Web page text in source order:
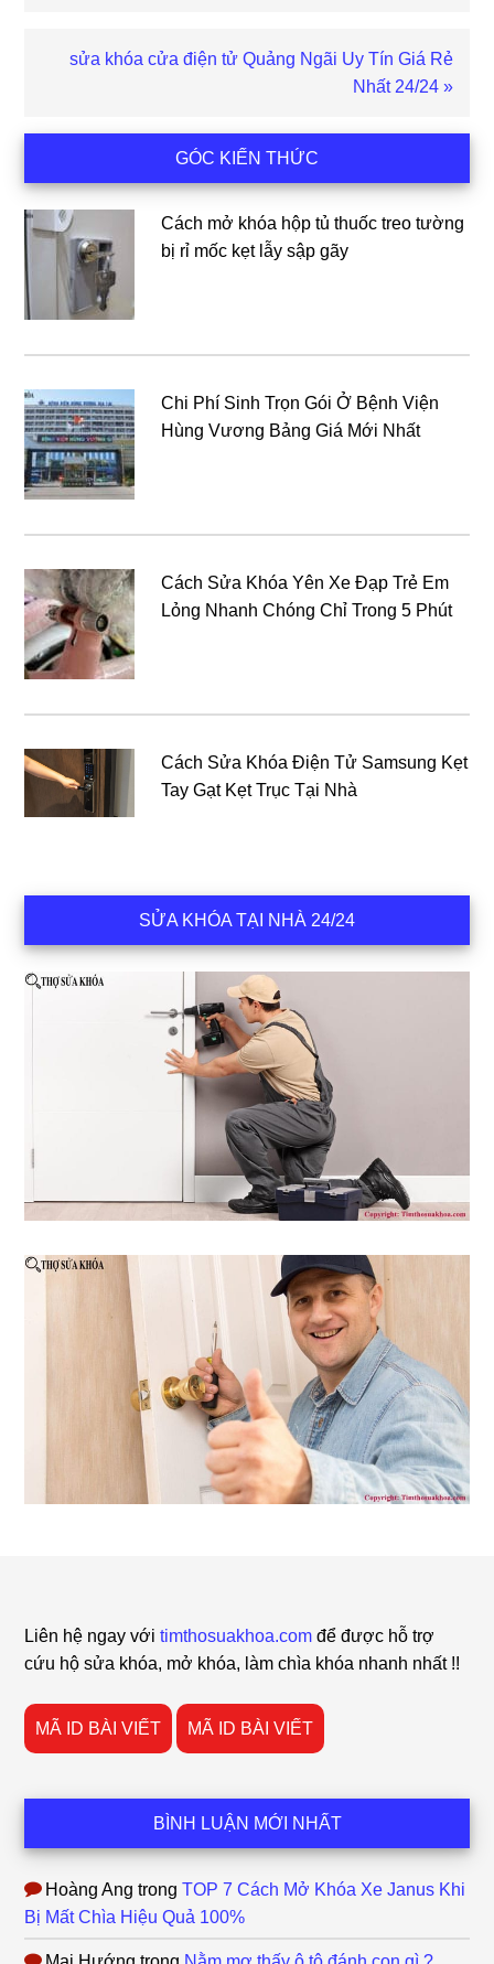
Bài
sửa khóa cửa điện tử Quảng Ngãi Uy Tín Giá Rẻ
Nhất 24/24 »
chính
GÓC KIẾN THỨC
Cách mở khóa hộp tủ thuốc treo tường
bị rỉ mốc kẹt lẫy sập gãy
Chi Phí Sinh Trọn Gói Ở Bệnh Viện
Hùng Vương Bảng Giá Mới Nhất
Cách Sửa Khóa Yên Xe Đạp Trẻ Em
Lỏng Nhanh Chóng Chỉ Trong 5 Phút
Cách Sửa Khóa Điện Tử Samsung Kẹt
Tay Gạt Kẹt Trục Tại Nhà
SỬA KHÓA TẠI NHÀ 24/24
Liên hệ ngay vớitimthosuakhoa.com để được hỗ trợ
cứu hộ sửa khóa, mở khóa, làm chìa khóa nhanh nhất !!
MÃ ID BÀI VIẾT MÃ ID BÀI VIẾT
BÌNH LUẬN MỚI NHẤT
Hoàng Ang trongTOP 7 Cách Mở Khóa Xe Janus Khi
Bị Mất Chìa Hiệu Quả 100%